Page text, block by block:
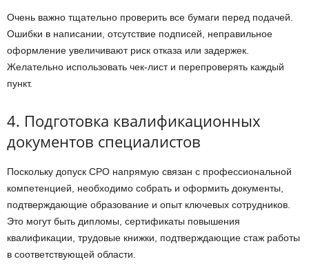
Очень важно тщательно проверить все бумаги перед подачей.
Ошибки в написании, отсутствие подписей, неправильное
оформление увеличивают риск отказа или задержек.
Желательно использовать чек-лист и перепроверять каждый
пункт.
4. Подготовка квалификационных
документов специалистов
Поскольку допуск СРО напрямую связан с профессиональной
компетенцией, необходимо собрать и оформить документы,
подтверждающие образование и опыт ключевых сотрудников.
Это могут быть дипломы, сертификаты повышения
квалификации, трудовые книжки, подтверждающие стаж работы
в соответствующей области.